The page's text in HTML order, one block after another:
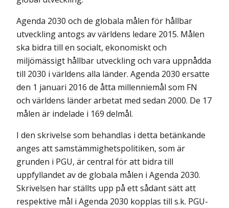
Agenda 2030 och de globala målen för hållbar
utveckling antogs av världens ledare 2015. Målen
ska bidra till en socialt, ekonomiskt och
miljömässigt hållbar utveckling och vara uppnådda
till 2030 i världens alla länder. Agenda 2030 ersatte
den 1 januari 2016 de åtta millenniemål som FN
och världens länder arbetat med sedan 2000. De 17
målen är indelade i 169 delmål.
I den skrivelse som behandlas i detta betänkande
anges att samstämmighetspolitiken, som är
grunden i PGU, är central för att bidra till
uppfyllandet av de globala målen i Agenda 2030.
Skrivelsen har ställts upp på ett sådant sätt att
respektive mål i Agenda 2030 kopplas till s.k. PGU-